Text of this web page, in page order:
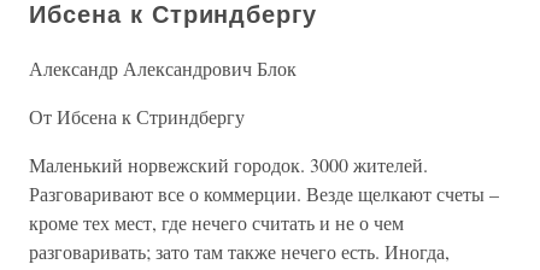
Ибсена к Стриндбергу
Александр Александрович Блок
От Ибсена к Стриндбергу
Маленький норвежский городок. 3000 жителей.
Разговаривают все о коммерции. Везде щелкают счеты –
кроме тех мест, где нечего считать и не о чем
разговаривать; зато там также нечего есть. Иногда,